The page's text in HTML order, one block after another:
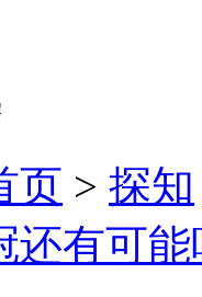
页 > 探知
还有可